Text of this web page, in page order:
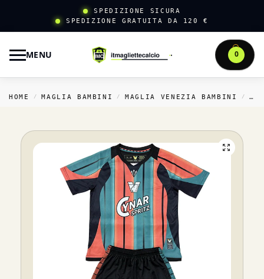
SPEDIZIONE SICURA
SPEDIZIONE GRATUITA DA 120 €
MENU 0
HOME / MAGLIA BAMBINI / MAGLIA VENEZIA BAMBINI /